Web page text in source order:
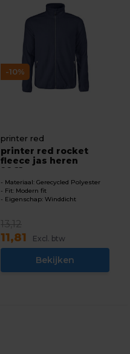
-10%
printer red
printer red rocket
fleece jas heren
2261...
Materiaal: Gerecycled Polyester
Fit: Modern fit
Eigenschap: Winddicht
13,12
11,81 Excl. btw
Bekijken